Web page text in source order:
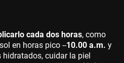
cada dos horas, como
en horas pico --10.00 a.m. y
hidratados, cuidar la piel